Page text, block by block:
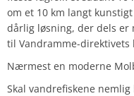
om et 10 km langt
dårlig løsning, der dels er
til Vandramme-direktivets
Nærmest en moderne
Skal vandrefiskene